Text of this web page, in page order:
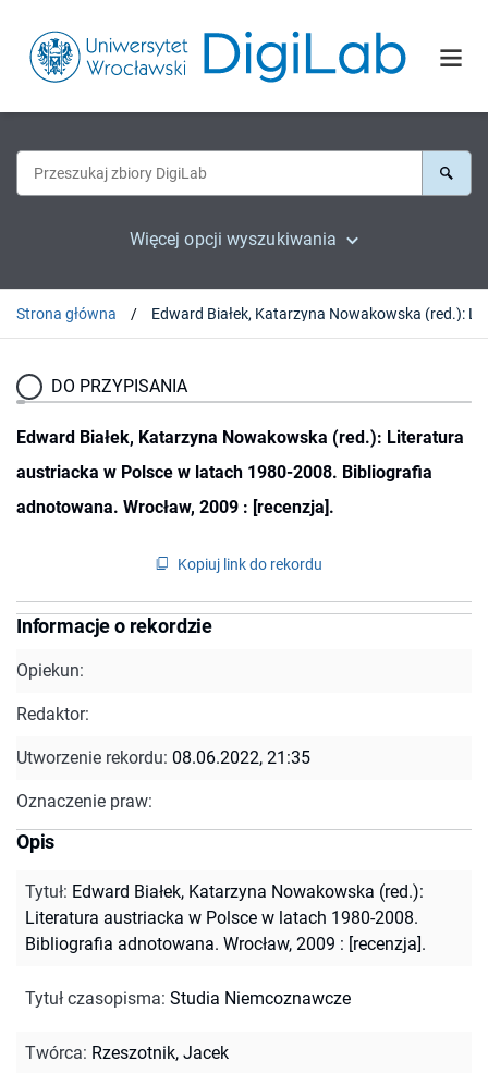
Więcej opcji wyszukiwania
Strona główna
DO PRZYPISANIA
Edward Białek, Katarzyna Nowakowska (red.): Literatura
austriacka w Polsce w latach 1980-2008. Bibliografia
adnotowana. Wrocław, 2009 : [recenzja].
Kopiuj link do rekordu
Informacje o rekordzie
Opiekun:
Redaktor:
Utworzenie rekordu: 08.06.2022, 21:35
Oznaczenie praw:
Opis
Tytuł: Edward Białek, Katarzyna Nowakowska (red.):
Literatura austriacka w Polsce w latach 1980-2008.
Bibliografia adnotowana. Wrocław, 2009 : [recenzja].
Tytuł czasopisma: Studia Niemcoznawcze
Twórca: Rzeszotnik, Jacek